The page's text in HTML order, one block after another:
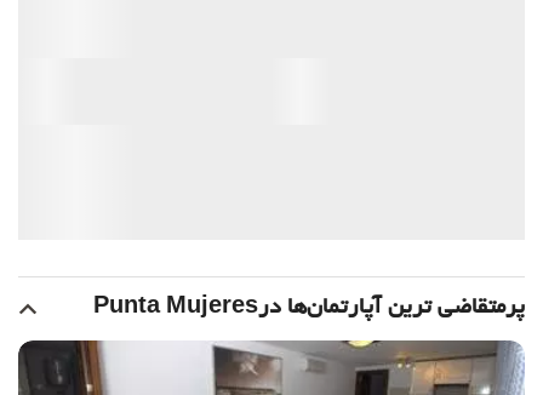
پرمتقاضی ترین آپارتمان‌‌ها درPunta Mujeres